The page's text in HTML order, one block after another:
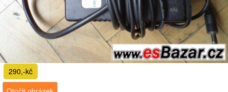
290,-kč